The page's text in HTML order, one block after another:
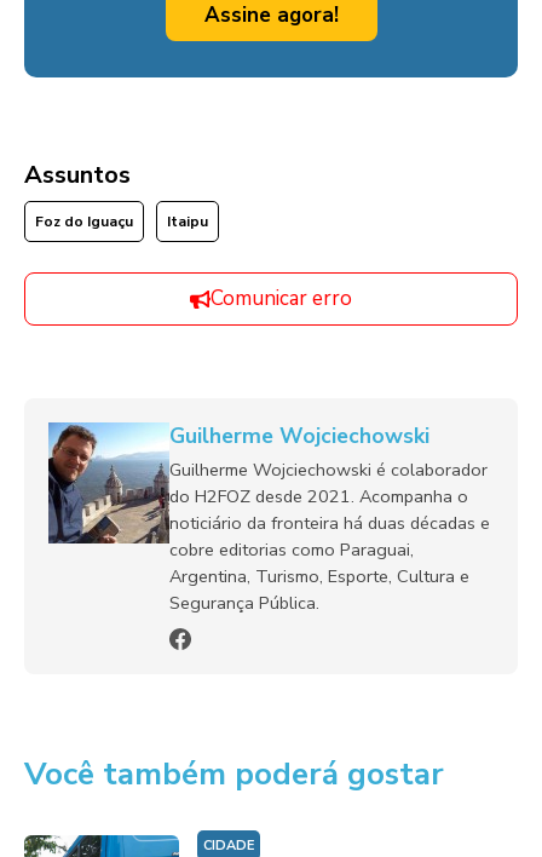
Assine agora!
Assuntos
Foz do Iguaçu Itaipu
Comunicar erro
Guilherme Wojciechowski
Guilherme Wojciechowski é colaborador
do H2FOZ desde 2021. Acompanha o
noticiário da fronteira há duas décadas e
cobre editorias como Paraguai,
Argentina, Turismo, Esporte, Cultura e
Segurança Pública.
Você também poderá gostar
CIDADE